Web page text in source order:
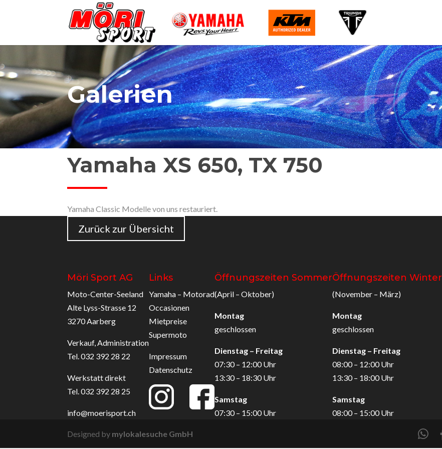
Galerien
Yamaha XS 650, TX 750
Yamaha Classic Modelle von uns restauriert.
Zurück zur Übersicht
Möri Sport AG
Moto-Center-Seeland
Alte Lyss-Strasse 12
3270 Aarberg
Verkauf, Administration
Tel. 032 392 28 22
Werkstatt direkt
Tel. 032 392 28 25
info@moerisport.ch
Links
Yamaha – Motorad
Occasionen
Mietpreise
Supermoto
Impressum
Datenschutz
Öffnungszeiten Sommer
(April – Oktober)
Montag
geschlossen
Dienstag – Freitag
07:30 – 12:00 Uhr
13:30 – 18:30 Uhr
Samstag
07:30 – 15:00 Uhr
Öffnungszeiten Winter
(November – März)
Montag
geschlossen
Dienstag – Freitag
08:00 – 12:00 Uhr
13:30 – 18:00 Uhr
Samstag
08:00 – 15:00 Uhr
Designed by mylokalesuche GmbH